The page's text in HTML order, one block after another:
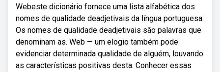
Webeste dicionário fornece uma lista alfabética dos
nomes de qualidade deadjetivais da língua portuguesa.
Os nomes de qualidade deadjetivais são palavras que
denominam as. Web — um elogio também pode
evidenciar determinada qualidade de alguém, louvando
as características positivas desta. Conhecer essas